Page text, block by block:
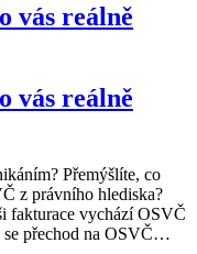
vás reálně
vás reálně
Přemýšlíte, co
z právního hlediska?
fakturace vychází OSVČ
se přechod na OSVČ…